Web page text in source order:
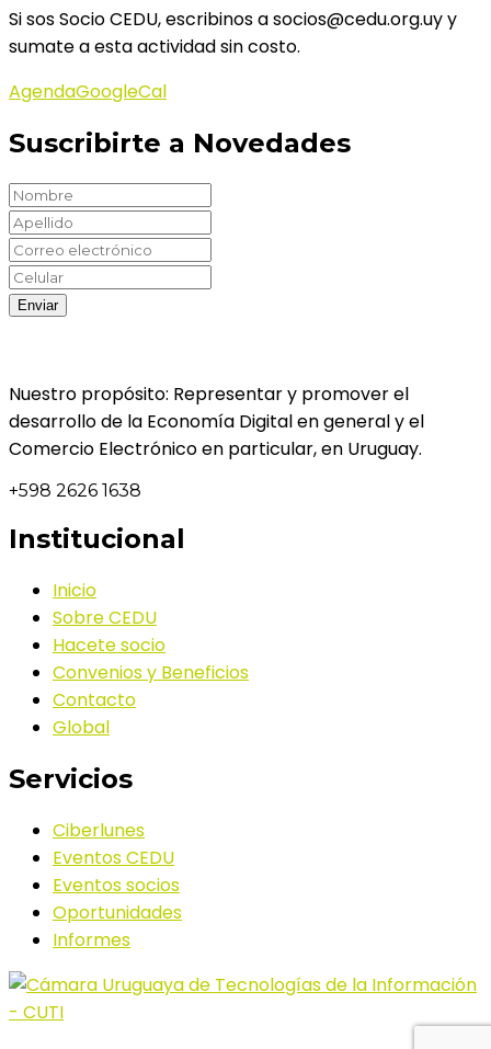
Si sos Socio CEDU, escribinos a socios@cedu.org.uy y
sumate a esta actividad sin costo.
AgendaGoogleCal
Suscribirte a Novedades
Nuestro propósito: Representar y promover el
desarrollo de la Economía Digital en general y el
Comercio Electrónico en particular, en Uruguay.
+598 2626 1638
Institucional
Inicio
Sobre CEDU
Hacete socio
Convenios y Beneficios
Contacto
Global
Servicios
Ciberlunes
Eventos CEDU
Eventos socios
Oportunidades
Informes